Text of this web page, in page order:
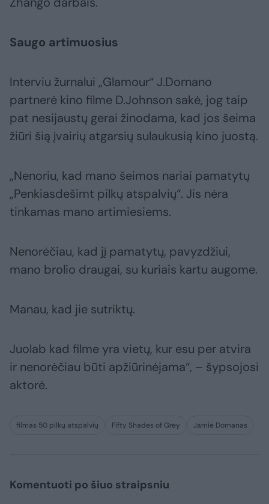
Saugo artimuosius
Interviu žurnalui „Glamour“ J.Dornano
partnerė kino filme D.Johnson sakė, jog taip
pat nesijaustų gerai žinodama, kad jos šeima
žiūri šią įvairių atgarsių sulaukusią kino juostą.
„Nenoriu, kad mano šeimos nariai pamatytų
„Penkiasdešimt pilkų atspalvių“. Jis nėra
tinkamas mano artimiesiems.
Nenorėčiau, kad jį pamatytų, pavyzdžiui,
mano brolio draugai, su kuriais kartu augome.
Manau, kad jie sutriktų.
Juolab kad filme yra vietų, kur esu per atvira
ir nenorėčiau būti apžiūrinėjama“, – šypsojosi
aktorė.
filmas 50 pilkų atspalvių Fifty Shades of Grey Jamie Dornanas
Komentuoti po šiuo straipsniu